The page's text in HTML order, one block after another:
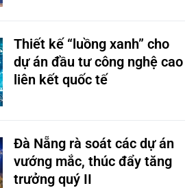
Thiết kế “luồng xanh” cho
dự án đầu tư công nghệ cao
liên kết quốc tế
Đà Nẵng rà soát các dự án
vướng mắc, thúc đẩy tăng
trưởng quý II